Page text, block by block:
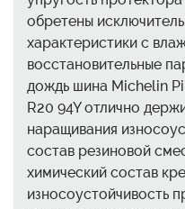
обретены
характеристики с
восстановительные
дождь шина Michelin
R20 94Y отлично
наращивания
состав резиновой
химический состав
износоустойчивость